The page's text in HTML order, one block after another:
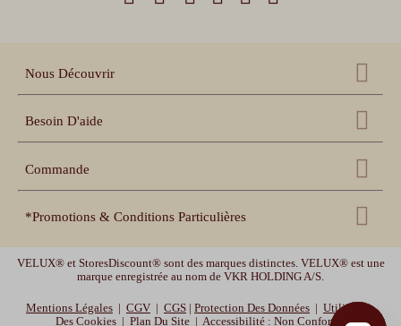
Nous Découvrir
Accessoires
Espace pro revendeur
Espace collectivités
Besoin D'aide
Vidéos de pose
Commande
Délais de livraison et garanties
*Promotions & Conditions Particulières
Livraison offerteuniquement sur les volets roulants. Livraison offerte en France
métropolitaine (hors Corse, Belgique, et Luxembourg). Offre valable jusqu'au
MOTOR10 -10% sur les volets roulants, les stores enrouleurs et les stores bateaux
VELUX® et StoresDiscount® sont des marques distinctes. VELUX® est une
marque enregistrée au nom de VKR HOLDING A/S.
Mentions Légales | CGV | CGS | Protection Des Données | Utilisation
Des Cookies | Plan Du Site | Accessibilité : Non Conforme